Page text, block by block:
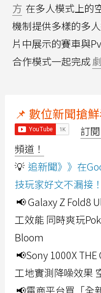
方 在多人模式上的
機制提供多樣的多
片中展示的賽車與
合作模式一起完成
📌 數位新聞搶鮮
訂
頻道！
💡 追新聞》》在
技玩家好文不漏接！
📢 Galaxy Z Fold8
工效能 同時爽玩
Bloom
📢Sony 1000X THE
工地實測降噪效果
📢電商平台買「全